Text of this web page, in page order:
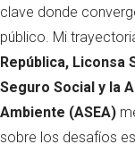
clave donde
público. Mi
República, Liconsa
Seguro Social y la
Ambiente (ASEA)
sobre los desafíos